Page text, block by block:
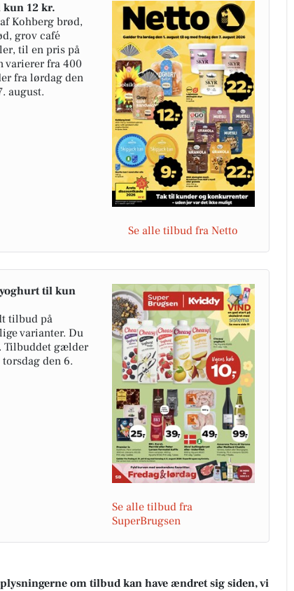
12 kr.
Kohberg brød,
grov café
til en pris på
varierer fra 400
fra lørdag den
august.
Se alle tilbud fra Netto
yoghurt til kun
tilbud på
varianter. Du
Tilbuddet gælder
den 6.
Se alle tilbud fra
SuperBrugsen
om tilbud kan have ændret sig siden, vi